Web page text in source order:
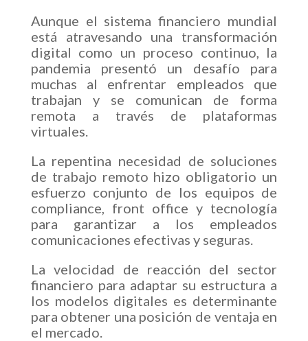
Aunque el sistema financiero mundial
está atravesando una transformación
digital como un proceso continuo, la
pandemia presentó un desafío para
muchas al enfrentar empleados que
trabajan y se comunican de forma
remota a través de plataformas
virtuales.
La repentina necesidad de soluciones
de trabajo remoto hizo obligatorio un
esfuerzo conjunto de los equipos de
compliance, front office y tecnología
para garantizar a los empleados
comunicaciones efectivas y seguras.
La velocidad de reacción del sector
financiero para adaptar su estructura a
los modelos digitales es determinante
para obtener una posición de ventaja en
el mercado.